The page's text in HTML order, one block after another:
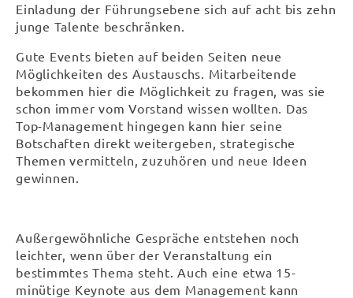
Einladung der Führungsebene sich auf acht bis zehn
junge Talente beschränken.
Gute Events bieten auf beiden Seiten neue
Möglichkeiten des Austauschs. Mitarbeitende
bekommen hier die Möglichkeit zu fragen, was sie
schon immer vom Vorstand wissen wollten. Das
Top-Management hingegen kann hier seine
Botschaften direkt weitergeben, strategische
Themen vermitteln, zuzuhören und neue Ideen
gewinnen.
Außergewöhnliche Gespräche entstehen noch
leichter, wenn über der Veranstaltung ein
bestimmtes Thema steht. Auch eine etwa 15-
minütige Keynote aus dem Management kann